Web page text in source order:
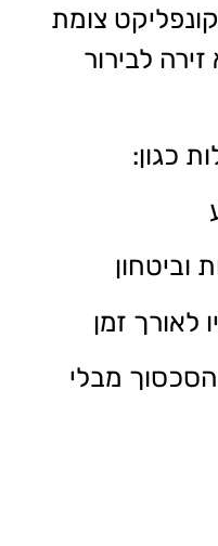
צומת
לבירור
כגון:
וביטחון
לאורך זמן
הסכסוך מבלי